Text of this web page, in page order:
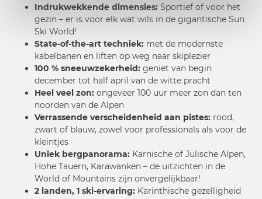
Indrukwekkende dimensies: Sportief of voor het
gezin – er is voor elk wat wils in de gigantische Sun
Ski World!
State-of-the-art techniek: met de modernste
kabelbanen en liften op weg naar skiplezier
100 % sneeuwzekerheid: geniet van begin
december tot half april van de witte pracht
Heel veel zon: ongeveer 100 uur meer zon dan ten
noorden van de Alpen
Verrassende verscheidenheid aan pistes: rood,
zwart of blauw, zowel voor professionals als voor de
kleintjes
Uniek bergpanorama: Karnische of Julische Alpen,
Hohe Tauern, Karawanken – de uitzichten in de
World of Mountains zijn onvergelijkbaar!
2 landen, 1 ski-ervaring: Karinthische gezelligheid